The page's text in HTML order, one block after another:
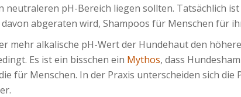
neutraleren pH-Bereich liegen sollten. Tatsächlich
abgeraten wird, Shampoos für Menschen für
mehr alkalische pH-Wert der Hundehaut den
Es ist ein bisschen ein Mythos, dass
für Menschen. In der Praxis unterscheiden sich